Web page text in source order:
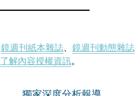
鏡週刊紙本雜誌、 鏡週刊動態雜誌
了解內容授權資訊。